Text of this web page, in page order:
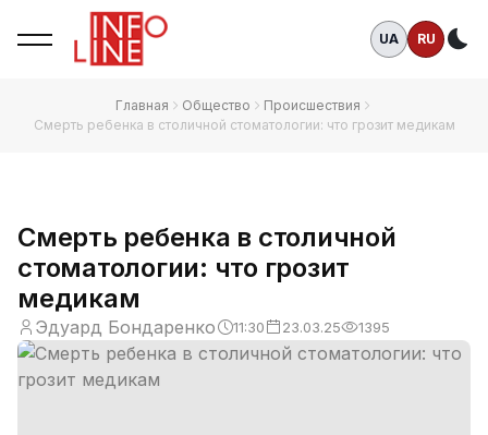
UA RU
Главная Общество
Происшествия
Смерть ребенка в столичной стоматологии: что грозит медикам
Смерть ребенка в столичной
стоматологии: что грозит
медикам
Эдуард Бондаренко 11:30 23.03.25 1395